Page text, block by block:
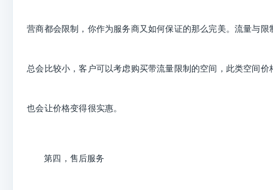
营商都会限制，你作为服务商又如何保证的那么完美。流量与限
总会比较小，客户可以考虑购买带流量限制的空间，此类空间价
也会让价格变得很实惠。
第四，售后服务